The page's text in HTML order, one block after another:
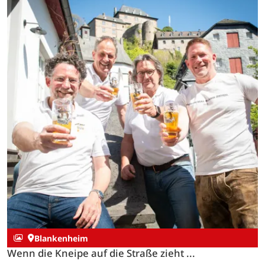
Blankenheim
Wenn die Kneipe auf die Straße zieht ...